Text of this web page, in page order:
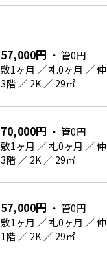
57,000円 ・ 管0円
敷1ヶ月 ／ 礼0ヶ月 ／ 仲
3階 ／ 2K ／ 29㎡
70,000円 ・ 管0円
敷1ヶ月 ／ 礼0ヶ月 ／ 仲
3階 ／ 2K ／ 29㎡
57,000円 ・ 管0円
敷1ヶ月 ／ 礼0ヶ月 ／ 仲
1階 ／ 2K ／ 29㎡